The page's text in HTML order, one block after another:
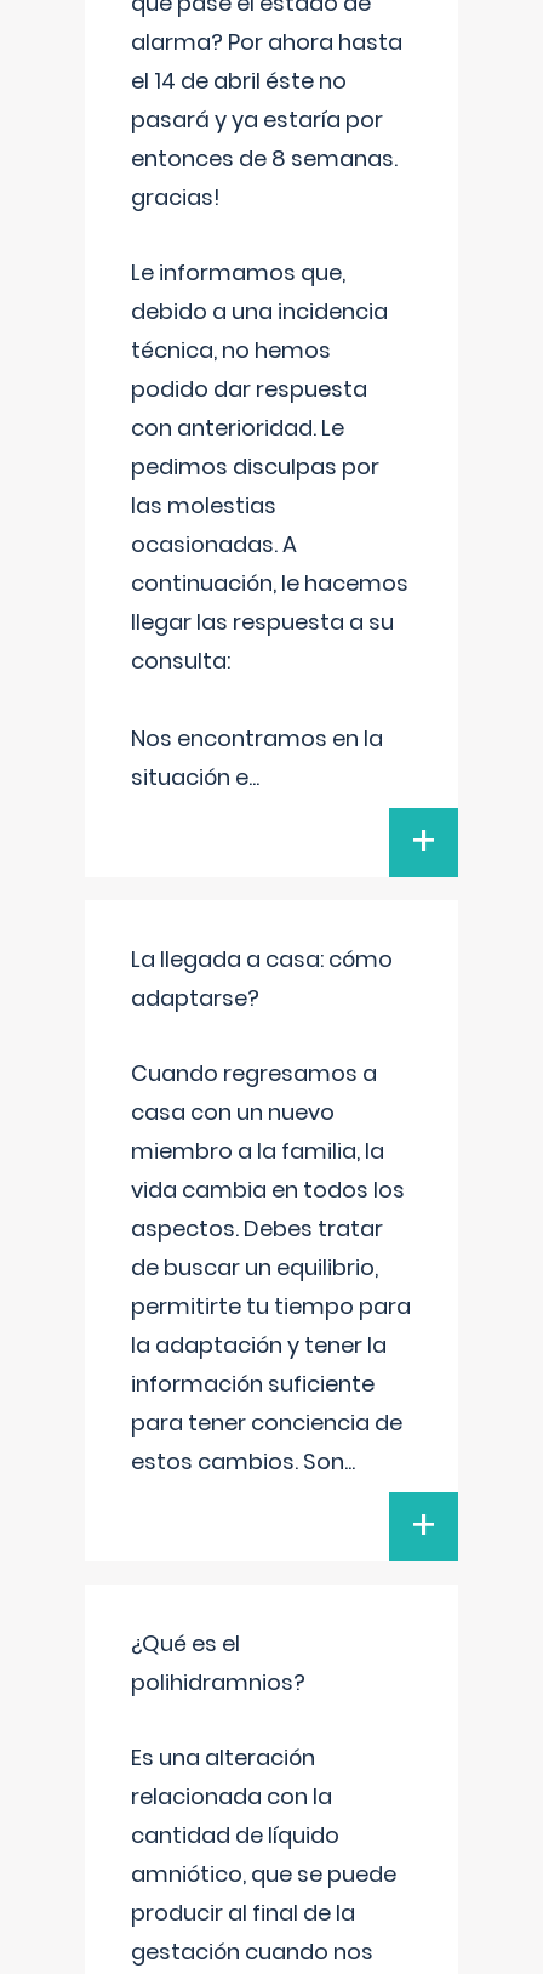
alarma? Por ahora hasta
el 14 de abril éste no
pasará y ya estaría por
entonces de 8 semanas.
gracias!
Le informamos que,
debido a una incidencia
técnica, no hemos
podido dar respuesta
con anterioridad. Le
pedimos disculpas por
las molestias
ocasionadas. A
continuación, le hacemos
llegar las respuesta a su
consulta:
Nos encontramos en la
situación e...
+
La llegada a casa: cómo
adaptarse?
Cuando regresamos a
casa con un nuevo
miembro a la familia, la
vida cambia en todos los
aspectos. Debes tratar
de buscar un equilibrio,
permitirte tu tiempo para
la adaptación y tener la
información suficiente
para tener conciencia de
estos cambios. Son...
+
¿Qué es el
polihidramnios?
Es una alteración
relacionada con la
cantidad de líquido
amniótico, que se puede
producir al final de la
gestación cuando nos